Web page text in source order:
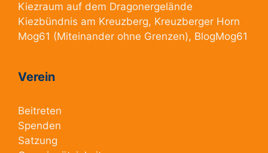
Kiezraum auf dem Dragonergelände
Kiezbündnis am Kreuzberg, Kreuzberger Horn
Mog61 (Miteinander ohne Grenzen), BlogMog61
Verein
Beitreten
Spenden
Satzung